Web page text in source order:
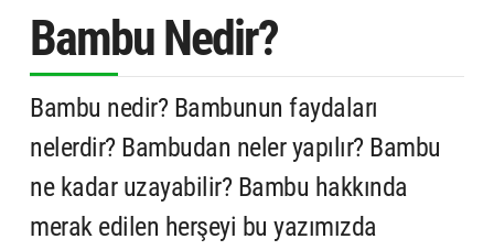
Bambu Nedir?
Bambu nedir? Bambunun faydaları
nelerdir? Bambudan neler yapılır? Bambu
ne kadar uzayabilir? Bambu hakkında
merak edilen herşeyi bu yazımızda